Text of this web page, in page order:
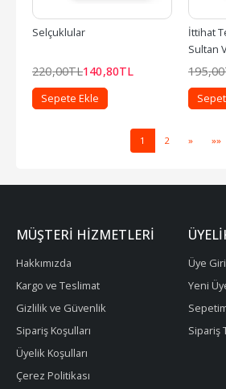
Selçuklular
220,00TL140,80TL
Sepete Ekle
İttihat
Sultan
195,00
1 2 » »»
MÜŞTERI HIZMETLERI
Hakkımızda
Kargo ve Teslimat
Gizlilik ve Güvenlik
Sipariş Koşulları
Üyelik Koşulları
Çerez Politikası
Üye
Yeni
Sipariş